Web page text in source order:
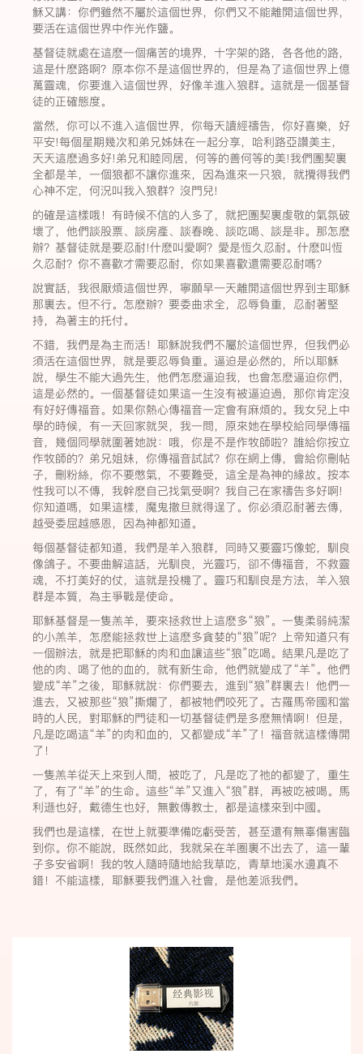
穌又講：你們雖然不屬於這個世界，你們又不能離開這個世界，
要活在這個世界中作光作鹽。
基督徒就處在這麽一個痛苦的境界，十字架的路，各各他的路，
這是什麽路啊？原本你不是這個世界的，但是為了這個世界上億
萬靈魂，你要進入這個世界，好像羊進入狼群。這就是一個基督
徒的正確態度。
當然，你可以不進入這個世界，你每天讀經禱告，你好喜樂，好
平安!每個星期幾次和弟兄姊妹在一起分享，哈利路亞讚美主，
天天這麽過多好!弟兄和睦同居，何等的善何等的美!我們團契裏
全都是羊，一個狼都不讓你進來，因為進來一只狼，就攪得我們
心神不定，何況叫我入狼群？沒門兒!
的確是這樣哦！有時候不信的人多了，就把團契裏虔敬的氣氛破
壞了，他們談股票、談房產、談春晚、談吃喝、談是非。那怎麽
辦？基督徒就是要忍耐!什麽叫愛啊？愛是恆久忍耐。什麽叫恆
久忍耐？你不喜歡才需要忍耐，你如果喜歡還需要忍耐嗎？
說實話，我很厭煩這個世界，寧願早一天離開這個世界到主耶穌
那裏去。但不行。怎麽辦？要委曲求全，忍辱負重，忍耐著堅
持，為著主的托付。
不錯，我們是為主而活！耶穌說我們不屬於這個世界，但我們必
須活在這個世界，就是要忍辱負重。逼迫是必然的，所以耶穌
說，學生不能大過先生，他們怎麽逼迫我，也會怎麽逼迫你們，
這是必然的。一個基督徒如果這一生沒有被逼迫過，那你肯定沒
有好好傳福音。如果你熱心傳福音一定會有麻煩的。我女兒上中
學的時候，有一天回家就哭，我一問，原來她在學校給同學傳福
音，幾個同學就圍著她說：哦，你是不是作牧師啦？誰給你按立
作牧師的？弟兄姐妹，你傳福音試試？你在網上傳，會給你刪帖
子，刪粉絲，你不要憋氣，不要難受，這全是為神的緣故。按本
性我可以不傳，我幹麽自己找氣受啊？我自己在家禱告多好啊!
你知道嗎，如果這樣，魔鬼撒旦就得逞了。你必須忍耐著去傳，
越受委屈越感恩，因為神都知道。
每個基督徒都知道，我們是羊入狼群，同時又要靈巧像蛇，馴良
像鴿子。不要曲解這話，光馴良，光靈巧，卻不傳福音，不救靈
魂，不打美好的仗，這就是投機了。靈巧和馴良是方法，羊入狼
群是本質，為主爭戰是使命。
耶穌基督是一隻羔羊，要來拯救世上這麽多“狼”。一隻柔弱純潔
的小羔羊，怎麽能拯救世上這麽多貪婪的“狼”呢？上帝知道只有
一個辦法，就是把耶穌的肉和血讓這些“狼”吃喝。結果凡是吃了
他的肉、喝了他的血的，就有新生命，他們就變成了“羊”。他們
變成“羊”之後，耶穌就說：你們要去，進到“狼”群裏去！他們一
進去，又被那些“狼”撕爛了，都被牠們咬死了。古羅馬帝國和當
時的人民，對耶穌的門徒和一切基督徒們是多麽無情啊！但是，
凡是吃喝這“羊”的肉和血的，又都變成“羊”了！福音就這樣傳開
了！
一隻羔羊從天上來到人間，被吃了，凡是吃了祂的都變了，重生
了，有了“羊”的生命。這些“羊”又進入“狼”群，再被吃被喝。馬
利遜也好，戴德生也好，無數傳教士，都是這樣來到中國。
我們也是這樣，在世上就要準備吃虧受苦，甚至還有無辜傷害臨
到你。你不能說，既然如此，我就呆在羊圈裏不出去了，這一輩
子多安省啊！我的牧人隨時隨地給我草吃，青草地溪水邊真不
錯！不能這樣，耶穌要我們進入社會，是他差派我們。